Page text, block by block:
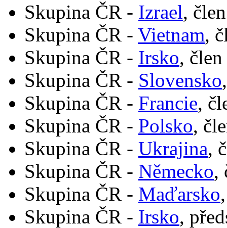
Skupina ČR - Izrael,
Skupina ČR - Vietnam,
Skupina ČR - Irsko,
Skupina ČR - Slovensko
Skupina ČR - Francie,
Skupina ČR - Polsko,
Skupina ČR - Ukrajina,
Skupina ČR - Německo,
Skupina ČR - Maďarsko
Skupina ČR - Irsko,